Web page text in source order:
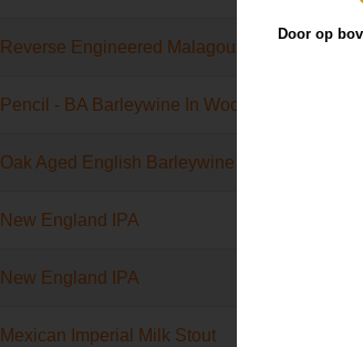
Reverse Engineered Malagouzia Vintage 2020
Pencil - BA Barleywine In Woodford Reserve +
Oak Aged English Barleywine
New England IPA
New England IPA
Mexican Imperial Milk Stout
Door op